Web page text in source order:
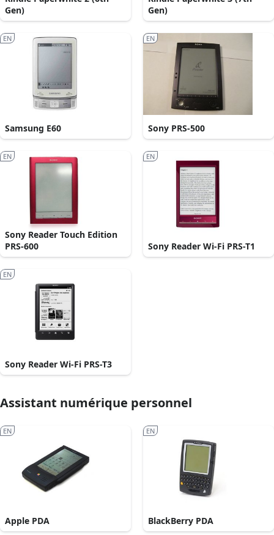
Gen)
Gen)
Samsung E60
EN
Sony PRS-500
EN
Sony Reader Touch Edition
PRS-600
EN
Sony Reader Wi-Fi PRS-T1
EN
Sony Reader Wi-Fi PRS-T3
EN
Assistant numérique personnel
Apple PDA
EN
BlackBerry PDA
EN